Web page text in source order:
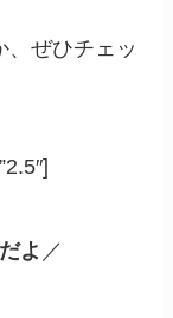
、ぜひチェッ
だよ ／